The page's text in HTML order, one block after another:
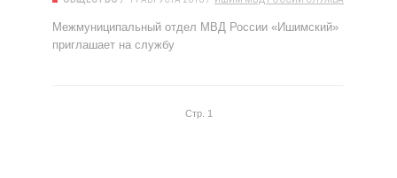
Межмуниципальный отдел МВД России «Ишимский»
приглашает на службу
Стр. 1